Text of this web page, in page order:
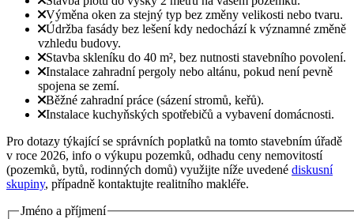
Výměna oken za stejný typ bez změny velikosti nebo tvaru.
Údržba fasády bez lešení kdy nedochází k významné změně
vzhledu budovy.
Stavba skleníku do 40 m², bez nutnosti stavebního povolení.
Instalace zahradní pergoly nebo altánu, pokud není pevně
spojena se zemí.
Běžné zahradní práce (sázení stromů, keřů).
Instalace kuchyňských spotřebičů a vybavení domácnosti.
Pro dotazy týkající se správních poplatků na tomto stavebním úřadě
v roce 2026, info o výkupu pozemků, odhadu ceny nemovitostí
(pozemků, bytů, rodinných domů) využijte níže uvedené diskusní
skupiny, případně kontaktujte realitního makléře.
Jméno a příjmení